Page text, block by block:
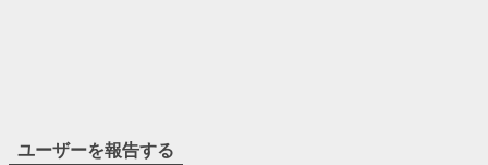
ユーザーを報告する